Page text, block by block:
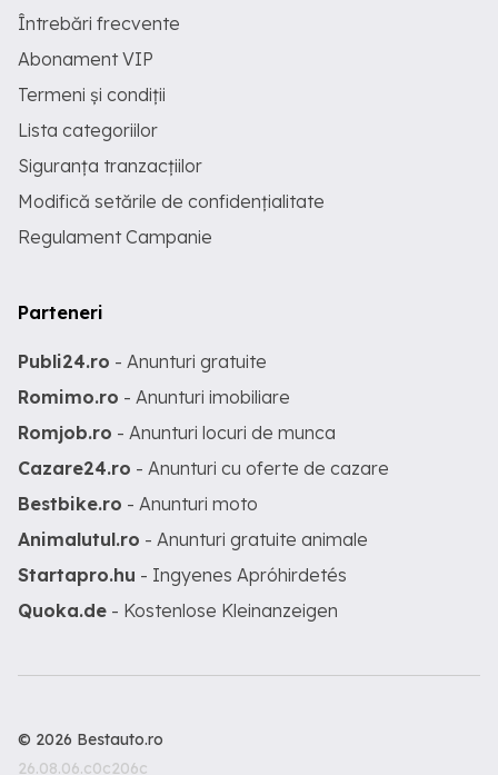
Întrebări frecvente
Abonament VIP
Termeni și condiții
Lista categoriilor
Siguranța tranzacțiilor
Modifică setările de confidențialitate
Regulament Campanie
Parteneri
Publi24.ro - Anunturi gratuite
Romimo.ro - Anunturi imobiliare
Romjob.ro - Anunturi locuri de munca
Cazare24.ro - Anunturi cu oferte de cazare
Bestbike.ro - Anunturi moto
Animalutul.ro - Anunturi gratuite animale
Startapro.hu - Ingyenes Apróhirdetés
Quoka.de - Kostenlose Kleinanzeigen
© 2026 Bestauto.ro
26.08.06.c0c206c